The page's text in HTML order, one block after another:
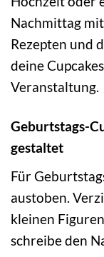
Nachmittag
Rezepten und
deine
Veranstaltung.
Geburtstags-
gestaltet
Für
austoben.
kleinen
schreibe den